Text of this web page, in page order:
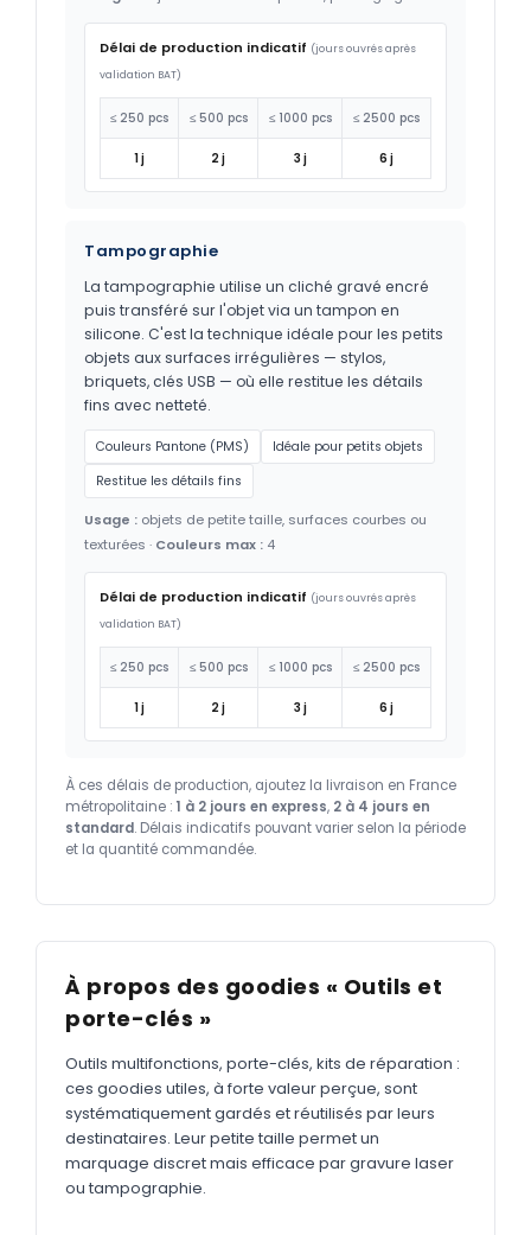
Délai de production indicatif (jours ouvrés après
validation BAT)
≤ 250 pcs ≤ 500 pcs ≤ 1000 pcs ≤ 2500 pcs
1 j 2 j 3 j 6 j
Tampographie
La tampographie utilise un cliché gravé encré
puis transféré sur l'objet via un tampon en
silicone. C'est la technique idéale pour les petits
objets aux surfaces irrégulières — stylos,
briquets, clés USB — où elle restitue les détails
fins avec netteté.
Couleurs Pantone (PMS)
Idéale pour petits objets
Restitue les détails fins
Usage : objets de petite taille, surfaces courbes ou
texturées · Couleurs max : 4
Délai de production indicatif (jours ouvrés après
validation BAT)
≤ 250 pcs ≤ 500 pcs ≤ 1000 pcs ≤ 2500 pcs
1 j 2 j 3 j 6 j
À ces délais de production, ajoutez la livraison en France
métropolitaine : 1 à 2 jours en express, 2 à 4 jours en
standard. Délais indicatifs pouvant varier selon la période
et la quantité commandée.
À propos des goodies « Outils et
porte-clés »
Outils multifonctions, porte-clés, kits de réparation :
ces goodies utiles, à forte valeur perçue, sont
systématiquement gardés et réutilisés par leurs
destinataires. Leur petite taille permet un
marquage discret mais efficace par gravure laser
ou tampographie.